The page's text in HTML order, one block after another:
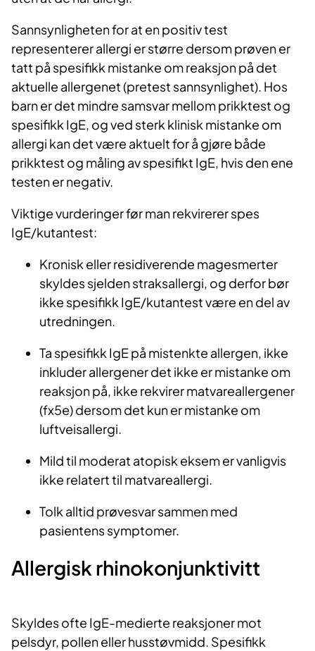
Sannsynligheten for at en positiv test
representerer allergi er større dersom prøven er
tatt på spesifikk mistanke om reaksjon på det
aktuelle allergenet (pretest sannsynlighet). Hos
barn er det mindre samsvar mellom prikktest og
spesifikk IgE, og ved sterk klinisk mistanke om
allergi kan det være aktuelt for å gjøre både
prikktest og måling av spesifikt IgE, hvis den ene
testen er negativ.
Viktige vurderinger før man rekvirerer spes
IgE/kutantest:
Kronisk eller residiverende magesmerter
skyldes sjelden straksallergi, og derfor bør
ikke spesifikk IgE/kutantest være en del av
utredningen.
Ta spesifikk IgE på mistenkte allergen, ikke
inkluder allergener det ikke er mistanke om
reaksjon på, ikke rekvirer matvareallergener
(fx5e) dersom det kun er mistanke om
luftveisallergi.
Mild til moderat atopisk eksem er vanligvis
ikke relatert til matvareallergi.
Tolk alltid prøvesvar sammen med
pasientens symptomer.
Allergisk rhinokonjunktivitt
Skyldes ofte IgE-medierte reaksjoner mot
pelsdyr, pollen eller husstøvmidd. Spesifikk